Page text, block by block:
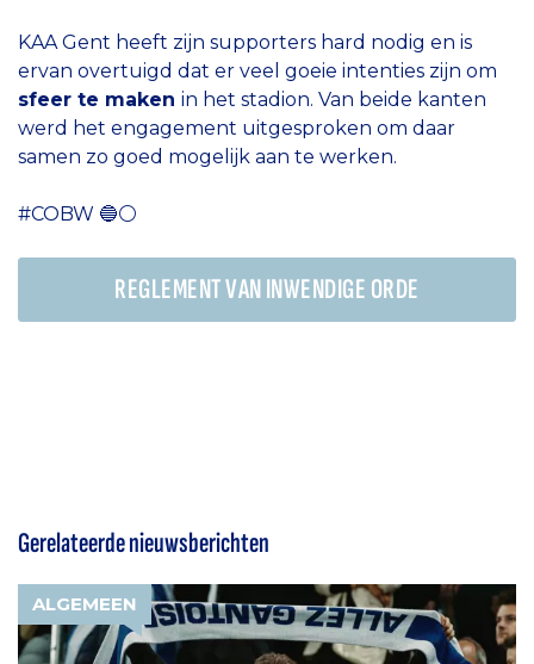
KAA Gent heeft zijn supporters hard nodig en is
ervan overtuigd dat er veel goeie intenties zijn om
sfeer te maken in het stadion. Van beide kanten
werd het engagement uitgesproken om daar
samen zo goed mogelijk aan te werken.
#COBW 🔵⚪️
REGLEMENT VAN INWENDIGE ORDE
Gerelateerde nieuwsberichten
ALGEMEEN